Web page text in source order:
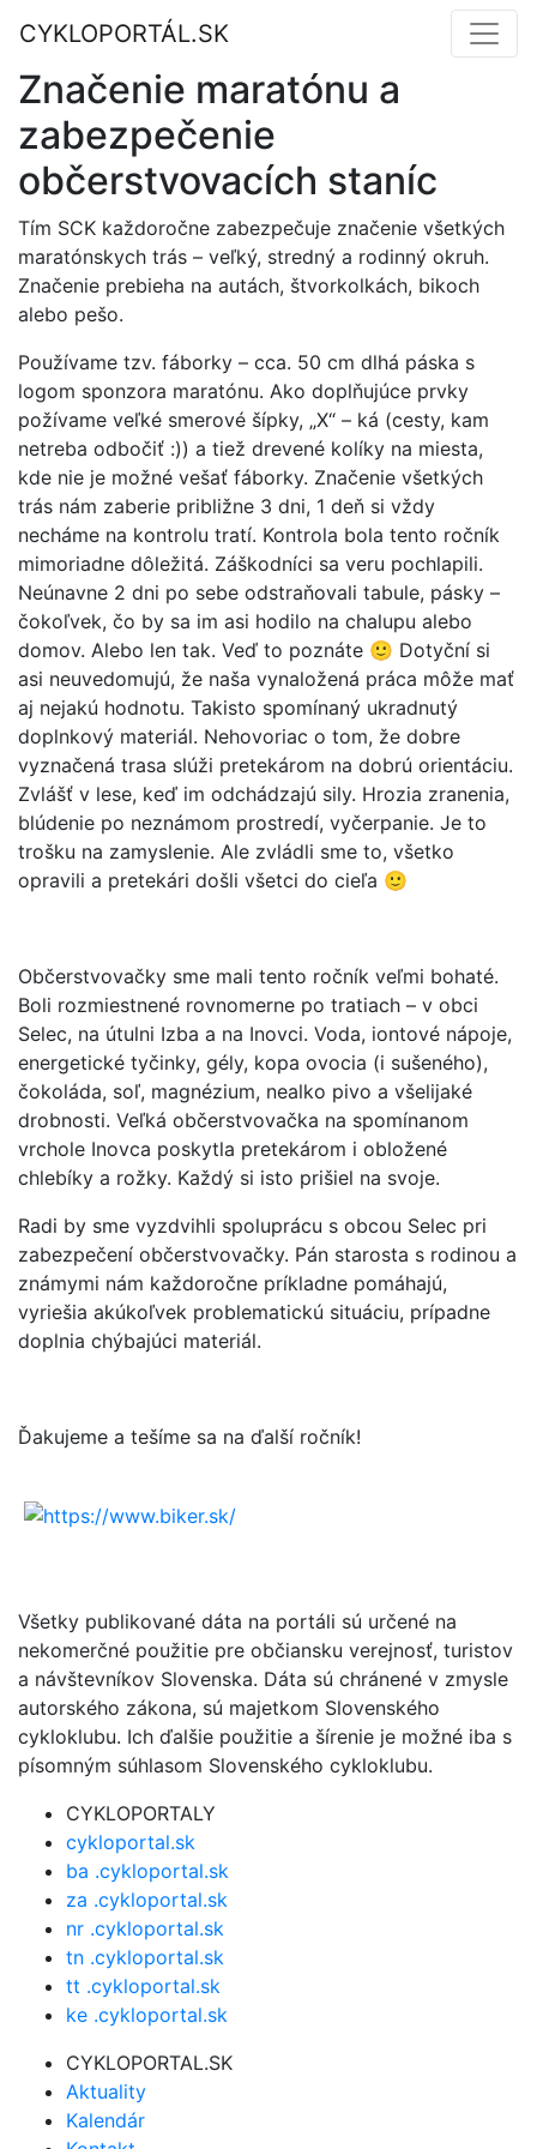
CYKLOPORTÁL.SK
Značenie maratónu a
zabezpečenie
občerstvovacích staníc
Tím SCK každoročne zabezpečuje značenie všetkých
maratónskych trás – veľký, stredný a rodinný okruh.
Značenie prebieha na autách, štvorkolkách, bikoch
alebo pešo.
Používame tzv. fáborky – cca. 50 cm dlhá páska s
logom sponzora maratónu. Ako doplňujúce prvky
požívame veľké smerové šípky, „X“ – ká (cesty, kam
netreba odbočiť :)) a tiež drevené kolíky na miesta,
kde nie je možné vešať fáborky. Značenie všetkých
trás nám zaberie približne 3 dni, 1 deň si vždy
necháme na kontrolu tratí. Kontrola bola tento ročník
mimoriadne dôležitá. Záškodníci sa veru pochlapili.
Neúnavne 2 dni po sebe odstraňovali tabule, pásky –
čokoľvek, čo by sa im asi hodilo na chalupu alebo
domov. Alebo len tak. Veď to poznáte 🙂 Dotyční si
asi neuvedomujú, že naša vynaložená práca môže mať
aj nejakú hodnotu. Takisto spomínaný ukradnutý
doplnkový materiál. Nehovoriac o tom, že dobre
vyznačená trasa slúži pretekárom na dobrú orientáciu.
Zvlášť v lese, keď im odchádzajú sily. Hrozia zranenia,
blúdenie po neznámom prostredí, vyčerpanie. Je to
trošku na zamyslenie. Ale zvládli sme to, všetko
opravili a pretekári došli všetci do cieľa 🙂
Občerstvovačky sme mali tento ročník veľmi bohaté.
Boli rozmiestnené rovnomerne po tratiach – v obci
Selec, na útulni Izba a na Inovci. Voda, iontové nápoje,
energetické tyčinky, gély, kopa ovocia (i sušeného),
čokoláda, soľ, magnézium, nealko pivo a všelijaké
drobnosti. Veľká občerstvovačka na spomínanom
vrchole Inovca poskytla pretekárom i obložené
chlebíky a rožky. Každý si isto prišiel na svoje.
Radi by sme vyzdvihli spoluprácu s obcou Selec pri
zabezpečení občerstvovačky. Pán starosta s rodinou a
známymi nám každoročne príkladne pomáhajú,
vyriešia akúkoľvek problematickú situáciu, prípadne
doplnia chýbajúci materiál.
Ďakujeme a tešíme sa na ďalší ročník!
Všetky publikované dáta na portáli sú určené na
nekomerčné použitie pre občiansku verejnosť, turistov
a návštevníkov Slovenska. Dáta sú chránené v zmysle
autorského zákona, sú majetkom Slovenského
cykloklubu. Ich ďalšie použitie a šírenie je možné iba s
písomným súhlasom Slovenského cykloklubu.
CYKLOPORTALY
cykloportal.sk
ba .cykloportal.sk
za .cykloportal.sk
nr .cykloportal.sk
tn .cykloportal.sk
tt .cykloportal.sk
ke .cykloportal.sk
CYKLOPORTAL.SK
Aktuality
Kalendár